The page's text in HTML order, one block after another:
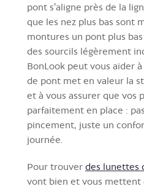
pont s'aligne près de la
que les nez plus bas sont
montures un pont plus
des sourcils légèrement
BonLook peut vous aider
de pont met en valeur la
et à vous assurer que
parfaitement en place :
pincement, juste un
journée.
Pour trouver des lunettes
vont bien et vous mettent